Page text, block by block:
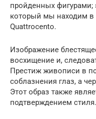
пройденных
который мы находим в
Quattrocento.
Изображение
восхищение и,
Престиж живописи в
соблазнения глаз, а
Этот образ также
подтверждением стиля.